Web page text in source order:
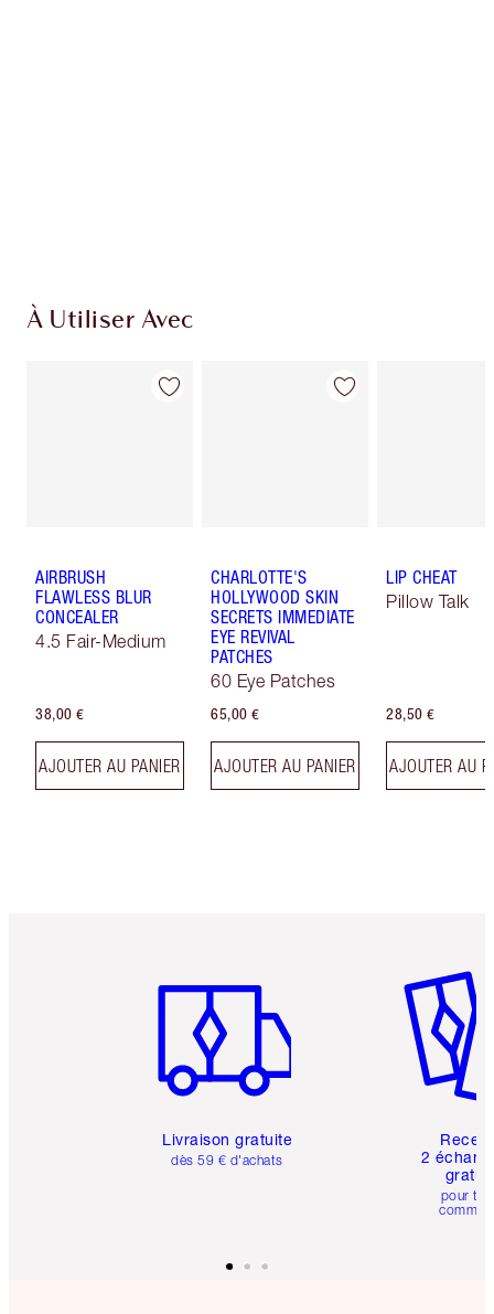
À Utiliser Avec
AIRBRUSH
FLAWLESS BLUR
CONCEALER
4.5 Fair-Medium
38,00 €
AJOUTER AU PANIER
CHARLOTTE'S
HOLLYWOOD SKIN
SECRETS IMMEDIATE
EYE REVIVAL
PATCHES
60 Eye Patches
65,00 €
AJOUTER AU PANIER
LIP CHEAT
Pillow Talk
28,50 €
AJOUTER AU
Livraison gratuite
dès 59 € d'achats
2
pour